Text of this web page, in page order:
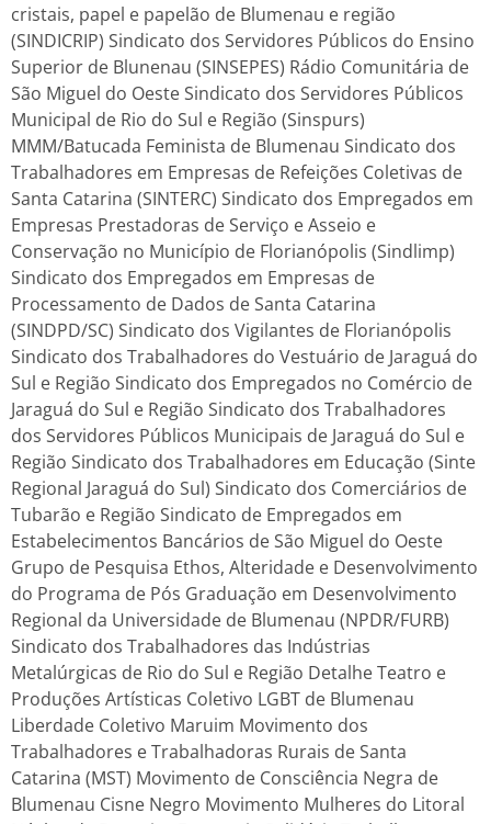
cristais, papel e papelão de Blumenau e região
(SINDICRIP) Sindicato dos Servidores Públicos do Ensino
Superior de Blunenau (SINSEPES) Rádio Comunitária de
São Miguel do Oeste Sindicato dos Servidores Públicos
Municipal de Rio do Sul e Região (Sinspurs)
MMM/Batucada Feminista de Blumenau Sindicato dos
Trabalhadores em Empresas de Refeições Coletivas de
Santa Catarina (SINTERC) Sindicato dos Empregados em
Empresas Prestadoras de Serviço e Asseio e
Conservação no Município de Florianópolis (Sindlimp)
Sindicato dos Empregados em Empresas de
Processamento de Dados de Santa Catarina
(SINDPD/SC) Sindicato dos Vigilantes de Florianópolis
Sindicato dos Trabalhadores do Vestuário de Jaraguá do
Sul e Região Sindicato dos Empregados no Comércio de
Jaraguá do Sul e Região Sindicato dos Trabalhadores
dos Servidores Públicos Municipais de Jaraguá do Sul e
Região Sindicato dos Trabalhadores em Educação (Sinte
Regional Jaraguá do Sul) Sindicato dos Comerciários de
Tubarão e Região Sindicato de Empregados em
Estabelecimentos Bancários de São Miguel do Oeste
Grupo de Pesquisa Ethos, Alteridade e Desenvolvimento
do Programa de Pós Graduação em Desenvolvimento
Regional da Universidade de Blumenau (NPDR/FURB)
Sindicato dos Trabalhadores das Indústrias
Metalúrgicas de Rio do Sul e Região Detalhe Teatro e
Produções Artísticas Coletivo LGBT de Blumenau
Liberdade Coletivo Maruim Movimento dos
Trabalhadores e Trabalhadoras Rurais de Santa
Catarina (MST) Movimento de Consciência Negra de
Blumenau Cisne Negro Movimento Mulheres do Litoral